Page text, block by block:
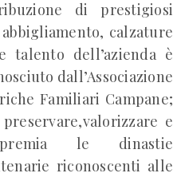
di prestigiosi
calzature
talento dell’azienda è
dall’Associazione
Familiari Campane;
e
le dinastie
riconoscenti alle